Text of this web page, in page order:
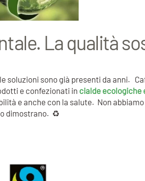
La qualità
sono già presenti da anni.
e confezionati in cialde ecologiche
e anche con la salute. Non
dimostrano. ♻️